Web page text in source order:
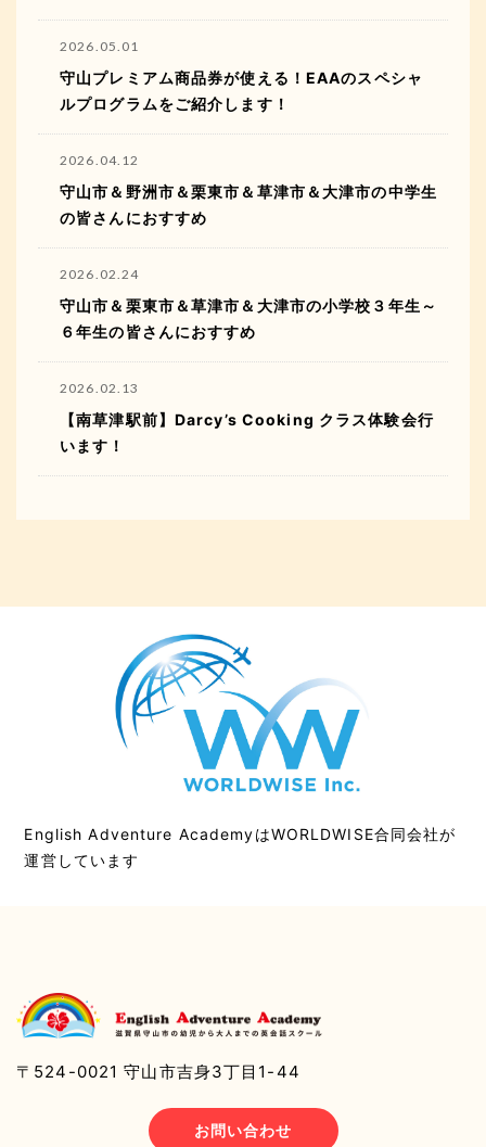
2026.05.01
守山プレミアム商品券が使える！EAAのスペシャ
ルプログラムをご紹介します！
2026.04.12
守山市＆野洲市＆栗東市＆草津市＆大津市の中学生
の皆さんにおすすめ
2026.02.24
守山市＆栗東市＆草津市＆大津市の小学校３年生～
６年生の皆さんにおすすめ
2026.02.13
【南草津駅前】Darcy’s Cooking クラス体験会行
います！
English Adventure AcademyはWORLDWISE合同会社が
運営しています
〒524-0021 守山市吉身3丁目1-44
お問い合わせ